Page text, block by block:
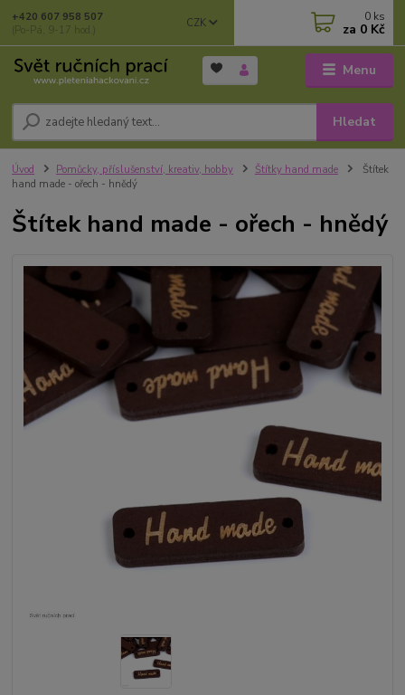
Menu
CZK
Hledat
+420 607 958 507
(Po-Pá, 9-17 hod.)
0 ks
za 0 Kč
Úvod Pomůcky, příslušenství, kreativ, hobby Štítky hand made
Štítek
hand made - ořech - hnědý
Štítek hand made - ořech - hnědý